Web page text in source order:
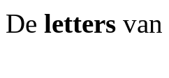
De letters van